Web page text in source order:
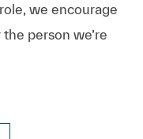
we encourage
person we’re